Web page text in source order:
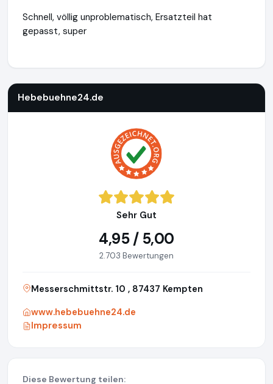
Schnell, völlig unproblematisch, Ersatzteil hat
gepasst, super
Hebebuehne24.de
Sehr Gut
4,95 / 5,00
2.703 Bewertungen
Messerschmittstr. 10 , 87437 Kempten
www.hebebuehne24.de
Impressum
Diese Bewertung teilen: